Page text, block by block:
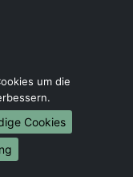
um die
Cookies